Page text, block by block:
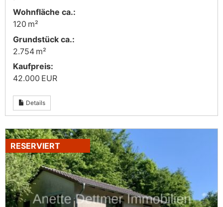
Wohnfläche ca.:
120 m²
Grund­stück ca.:
2.754 m²
Kaufpreis:
42.000 EUR
Details
RESERVIERT